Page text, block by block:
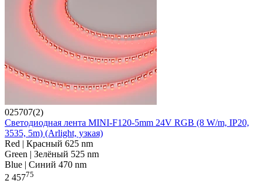
025707(2)
Светодиодная лента MINI-F120-5mm 24V RGB (8 W/m, IP20,
3535, 5m) (Arlight, узкая)
Red | Красный 625 nm
Green | Зелёный 525 nm
Blue | Синий 470 nm
2 45775